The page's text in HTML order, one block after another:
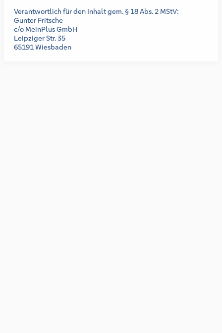
Verantwortlich für den Inhalt gem. § 18 Abs. 2 MStV:
Gunter Fritsche
c/o MeinPlus GmbH
Leipziger Str. 35
65191 Wiesbaden